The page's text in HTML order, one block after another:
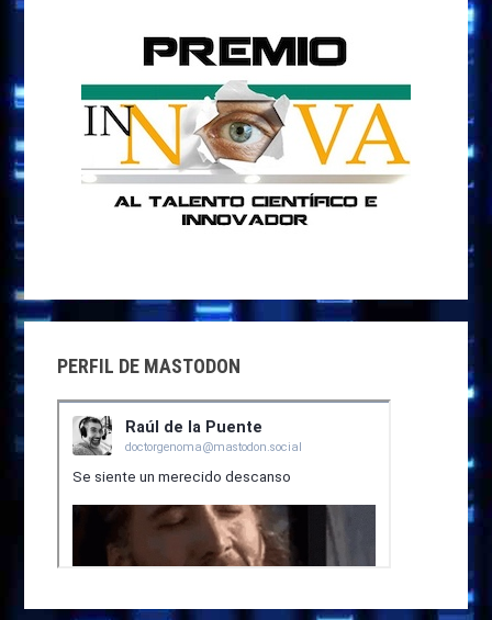
PERFIL DE MASTODON